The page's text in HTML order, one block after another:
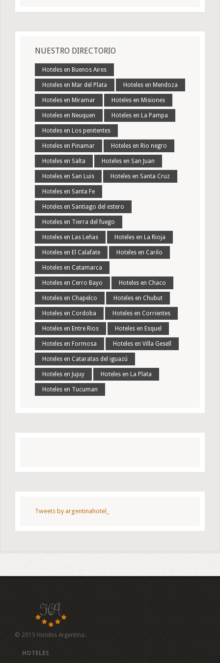
NUESTRO DIRECTORIO
Hoteles en Buenos Aires
Hoteles en Mar del Plata Hoteles en Mendoza
Hoteles en Miramar Hoteles en Misiones
Hoteles en Neuquen Hoteles en La Pampa
Hoteles en Los penitentes
Hoteles en Pinamar Hoteles en Rio negro
Hoteles en Salta Hoteles en San Juan
Hoteles en San Luis Hoteles en Santa Cruz
Hoteles en Santa Fe
Hoteles en Santiago del estero
Hoteles en Tierra del fuego
Hoteles en Las Leñas Hoteles en La Rioja
Hoteles en El Calafate Hoteles en Carilo
Hoteles en Catamarca
Hoteles en Cerro Bayo Hoteles en Chaco
Hoteles en Chapelco Hoteles en Chubut
Hoteles en Cordoba Hoteles en Corrientes
Hoteles en Entre Rios Hoteles en Esquel
Hoteles en Formosa Hoteles en Villa Gesell
Hoteles en Cataratas del iguazú
Hoteles en Jujuy Hoteles en La Plata
Hoteles en Tucuman
Tweets by argentinahotel_
© 2015 Hoteles Argentina.
HOTELES